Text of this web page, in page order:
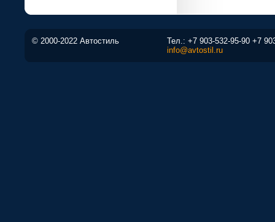
© 2000-2022 Автостиль Тел.: +7 903-532-95-90 +7
info@avtostil.ru